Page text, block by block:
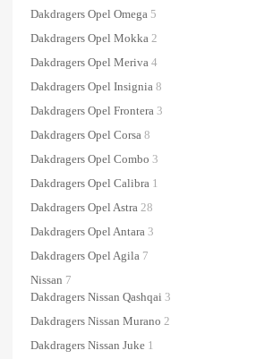
Dakdragers Opel Omega 5
Dakdragers Opel Mokka 2
Dakdragers Opel Meriva 4
Dakdragers Opel Insignia 8
Dakdragers Opel Frontera 3
Dakdragers Opel Corsa 8
Dakdragers Opel Combo 3
Dakdragers Opel Calibra 1
Dakdragers Opel Astra 28
Dakdragers Opel Antara 3
Dakdragers Opel Agila 7
Nissan 7
Dakdragers Nissan Qashqai 3
Dakdragers Nissan Murano 2
Dakdragers Nissan Juke 1